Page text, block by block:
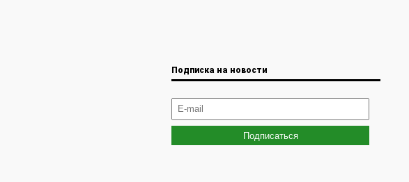
Подписка на новости